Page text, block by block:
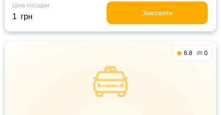
Ціна посадки
1 грн Замовити
6.8 0